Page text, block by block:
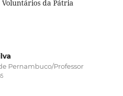
da Pátria
Pernambuco/Professor